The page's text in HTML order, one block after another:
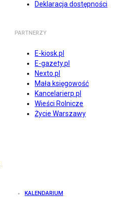
Deklaracja dostępności
PARTNERZY
E-kiosk.pl
E-gazety.pl
Nexto.pl
Mała księgowość
Kancelarierp.pl
Wieści Rolnicze
Życie Warszawy
KALENDARIUM